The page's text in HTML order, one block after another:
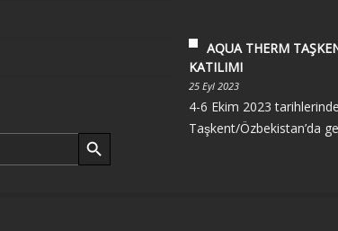
Search Button
AQUA THERM
KATILIMI
25 Eyl 2023
4-6 Ekim 2023
Taşkent/Özbekistan’da